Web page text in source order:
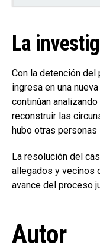
La
Con la detención
ingresa en una
continúan
reconstruir las
hubo otras personas
La resolución del
allegados y vecinos
avance del proceso
Autor